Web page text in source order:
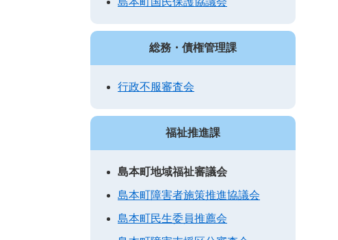
総務・債権管理課
行政不服審査会
福祉推進課
島本町地域福祉審議会
島本町障害者施策推進協議会
島本町民生委員推薦会